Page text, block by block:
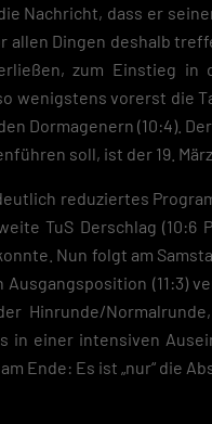
Nachricht, dass er
allen Dingen deshalb
zum Einstieg in
wenigstens vorerst die
den Dormagenern (10:4).
soll, ist der 19.
reduziertes
TuS Derschlag (10:6
Nun folgt am
(11:3)
Hinrunde/
in einer intensiven
Ende: Es ist „nur“ die